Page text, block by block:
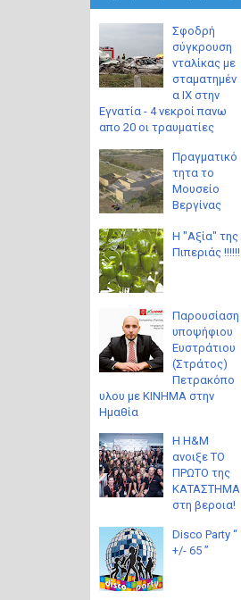
Σφοδρή
σύγκρουση
νταλίκας με
σταματημέν
α ΙΧ στην
Εγνατία - 4 νεκροί πανω
απο 20 οι τραυματίες
Πραγματικό
τητα το
Μουσείο
Βεργίνας
Η "Αξία" της
Πιπεριάς !!!!!!
Παρουσίαση
υποψήφιου
Ευστράτιου
(Στράτος)
Πετρακόπο
υλου με ΚΙΝΗΜΑ στην
Ημαθία
Η H&M
ανοιξε ΤΟ
ΠΡΩΤΟ της
ΚΑΤΑΣΤΗΜΑ
στη βεροια!
Disco Party “
+/- 65 ”